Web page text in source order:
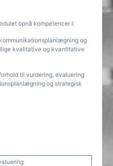
opnå kompetencer i:
og
kvalitative og kvantitative
til vurdering, evaluering
og strategisk